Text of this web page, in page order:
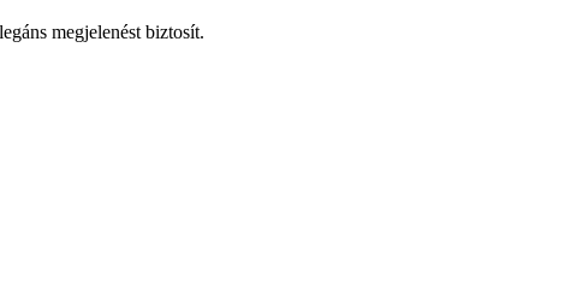
megjelenést biztosít.